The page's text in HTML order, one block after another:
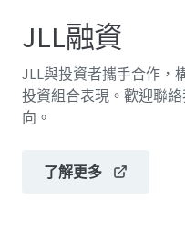
JLL融資
JLL與投資者攜手合作，
投資組合表現。歡迎聯
向。
了解更多